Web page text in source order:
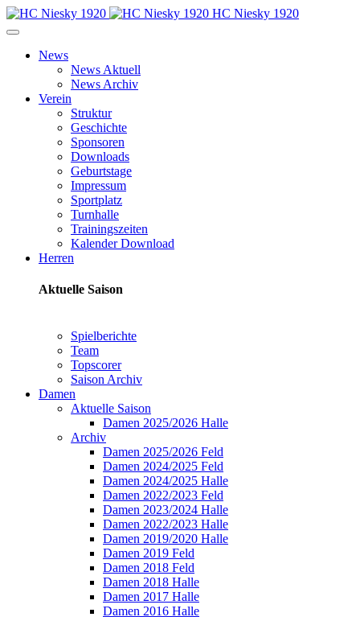
HC Niesky 1920
News
News Aktuell
News Archiv
Verein
Struktur
Geschichte
Sponsoren
Downloads
Geburtstage
Impressum
Sportplatz
Turnhalle
Trainingszeiten
Kalender Download
Herren
Aktuelle Saison
Spielberichte
Team
Topscorer
Saison Archiv
Damen
Aktuelle Saison
Damen 2025/2026 Halle
Archiv
Damen 2025/2026 Feld
Damen 2024/2025 Feld
Damen 2024/2025 Halle
Damen 2022/2023 Feld
Damen 2023/2024 Halle
Damen 2022/2023 Halle
Damen 2019/2020 Halle
Damen 2019 Feld
Damen 2018 Feld
Damen 2018 Halle
Damen 2017 Halle
Damen 2016 Halle